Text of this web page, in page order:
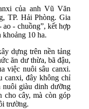
của anh Vũ Văn
TP. Hải Phòng. Gia
- chuồng”, kết hợp
10 ha.
dựng trên nền tảng
ăn dư thừa, bã đậu,
việc nuôi sâu canxi.
canxi, đây không chỉ
nuôi giàu dinh dưỡng
cho cây, mà còn góp
trường.